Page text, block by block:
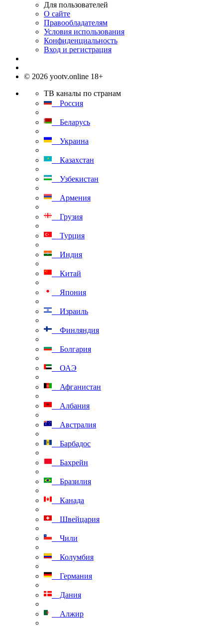
Для пользователей
О сайте
Правообладателям
Условия использования
Конфиденциальность
Вход и регистрация
© 2026 yootv.online 18+
ТВ каналы по странам
Россия
Беларусь
Украина
Казахстан
Узбекистан
Армения
Грузия
Турция
Индия
Китай
Япония
Израиль
Финляндия
Болгария
ОАЭ
Афганистан
Албания
Австралия
Барбадос
Бахрейн
Бразилия
Канада
Швейцария
Чили
Колумбия
Германия
Дания
Алжир